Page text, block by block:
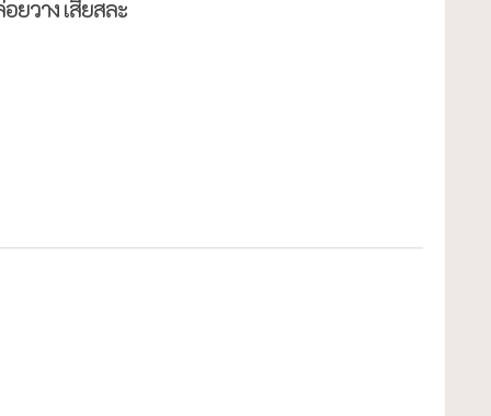
วาง เสียสละ